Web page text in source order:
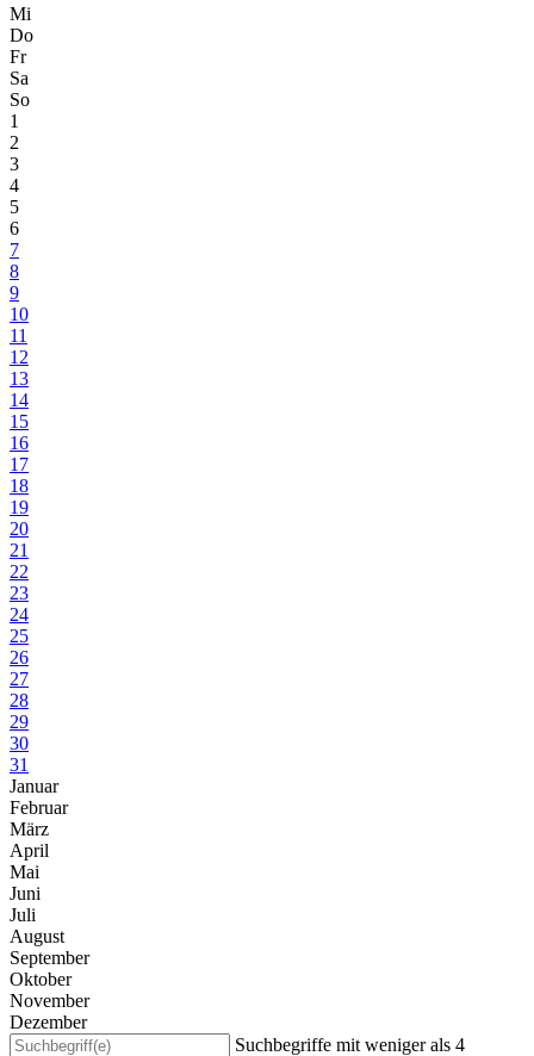
Mi
Do
Fr
Sa
So
1
2
3
4
5
6
7
8
9
10
11
12
13
14
15
16
17
18
19
20
21
22
23
24
25
26
27
28
29
30
31
Januar
Februar
März
April
Mai
Juni
Juli
August
September
Oktober
November
Dezember
Suchbegriffe mit weniger als 4